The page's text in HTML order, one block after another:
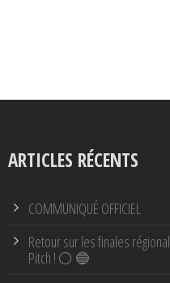
ARTICLES RÉCENTS
COMMUNIQUÉ OFFICIEL
Retour sur les finales
Pitch ! ⚪ 🔵